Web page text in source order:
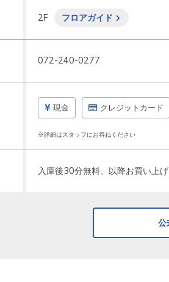
2F フロアガイド
072-240-0277
現金 クレジットカード
※詳細はスタッフにお尋ねください
入庫後30分無料、以降お買い上
公